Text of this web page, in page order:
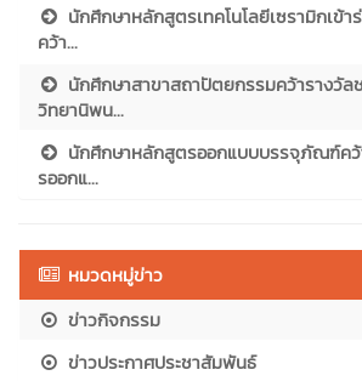
นักศึกษาหลักสูตรเทคโนโลยีเซรามิกเข้า
คว้า...
นักศึกษาสาขาสถาปัตยกรรมคว้ารางวัล
วิทยานิพน...
นักศึกษาหลักสูตรออกแบบบรรจุภัณฑ์คว้
รออกแ...
หมวดหมู่ข่าว
ข่าวกิจกรรม
ข่าวประกาศประชาสัมพันธ์